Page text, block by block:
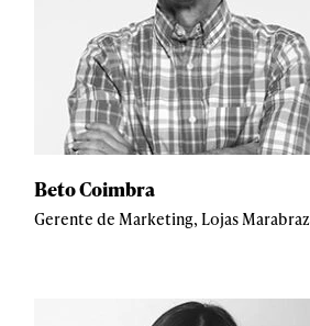
Beto Coimbra
Gerente de Marketing, Lojas Marabraz